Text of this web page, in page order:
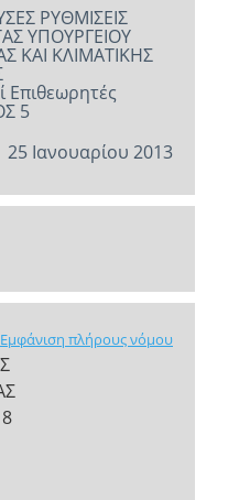
ΡΥΘΜΙΣΕΙΣ
ΥΠΟΥΡΓΕΙΟΥ
ΚΑΙ ΚΛΙΜΑΤΙΚΗΣ
Επιθεωρητές
5
25 Ιανουαρίου 2013
Εμφάνιση πλήρους νόμου